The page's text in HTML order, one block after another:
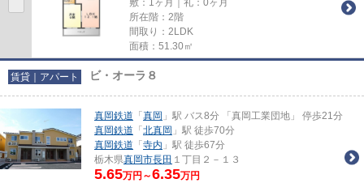
敷：1ヶ月｜礼：0ヶ月
所在階：2階
間取り：2LDK
面積：51.30㎡
賃貸｜アパート ビ・オーラ８
真岡鉄道 「 真岡 」駅 バス8分 「真岡工業団地」 停歩21分
真岡鉄道 「 北真岡 」駅 徒歩70分
真岡鉄道 「 寺内 」駅 徒歩67分
栃木県真岡市長田 １丁目２－１３
5.65万円～6.35万円